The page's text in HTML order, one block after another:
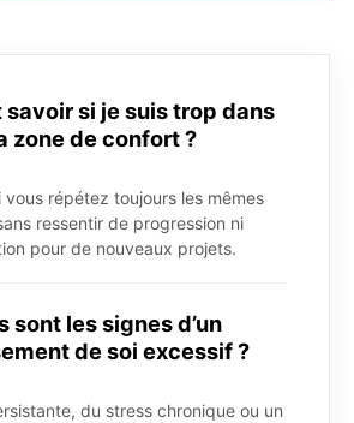
savoir si je suis trop dans
zone de confort ?
vous répétez toujours les mêmes
ressentir de progression ni
pour de nouveaux projets.
sont les signes d’un
de soi excessif ?
du stress chronique ou un